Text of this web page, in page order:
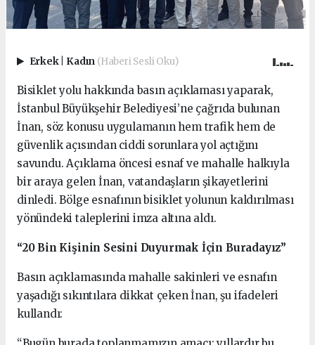
Erkek Kadın (Haberi Sesli Oku)
Bisiklet yolu hakkında basın açıklaması yaparak,
İstanbul Büyükşehir Belediyesi’ne çağrıda bulunan
İnan, söz konusu uygulamanın hem trafik hem de
güvenlik açısından ciddi sorunlara yol açtığını
savundu. Açıklama öncesi esnaf ve mahalle halkıyla
bir araya gelen İnan, vatandaşların şikayetlerini
dinledi. Bölge esnafının bisiklet yolunun kaldırılması
yönündeki taleplerini imza altına aldı.
“20 Bin Kişinin Sesini Duyurmak İçin Buradayız”
Basın açıklamasında mahalle sakinleri ve esnafın
yaşadığı sıkıntılara dikkat çeken İnan, şu ifadeleri
kullandı: